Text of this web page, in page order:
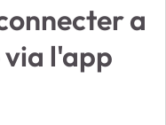
a
via l'app